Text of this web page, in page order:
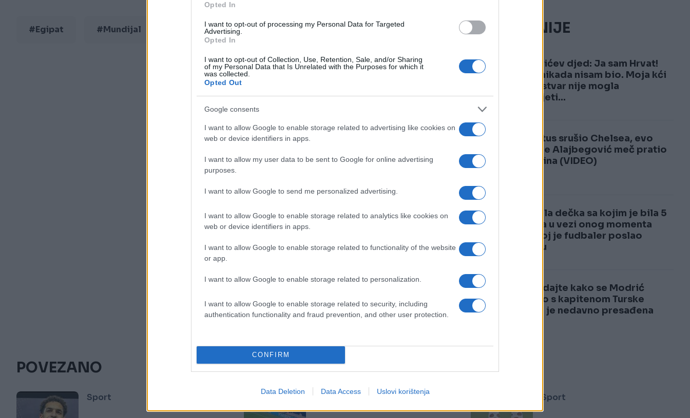
Opted In
I want to opt-out of processing my Personal Data for Targeted
Advertising.
Opted In
I want to opt-out of Collection, Use, Retention, Sale, and/or Sharing
of my Personal Data that Is Unrelated with the Purposes for which it
was collected.
Opted Out
Google consents
I want to allow Google to enable storage related to advertising like cookies on
web or device identifiers in apps.
I want to allow my user data to be sent to Google for online advertising
purposes.
I want to allow Google to send me personalized advertising.
I want to allow Google to enable storage related to analytics like cookies on
web or device identifiers in apps.
I want to allow Google to enable storage related to functionality of the website
or app.
I want to allow Google to enable storage related to personalization.
I want to allow Google to enable storage related to security, including
authentication functionality and fraud prevention, and other user protection.
CONFIRM
Data Deletion Data Access Uslovi korištenja
#Egipat #Mundijal NAJČITANIJE
1
Đokovićev djed: Ja sam Hrvat!
Srbin nikada nisam bio. Moja kći
jednu stvar nije mogla
razumjeti...
2
Juventus srušio Chelsea, evo
zašto je Alajbegović meč pratio
sa tribina (VIDEO)
3
Ostavila dečka sa kojim je bila 5
godina u vezi onog momenta
kada joj je fudbaler poslao
poruku
4
Pogledajte kako se Modrić
našalio s kapitenom Turske
kojem je nedavno presađena
POVEZANO
Sport Sport Sport